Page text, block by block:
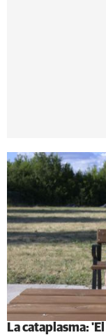
La cataplasma: